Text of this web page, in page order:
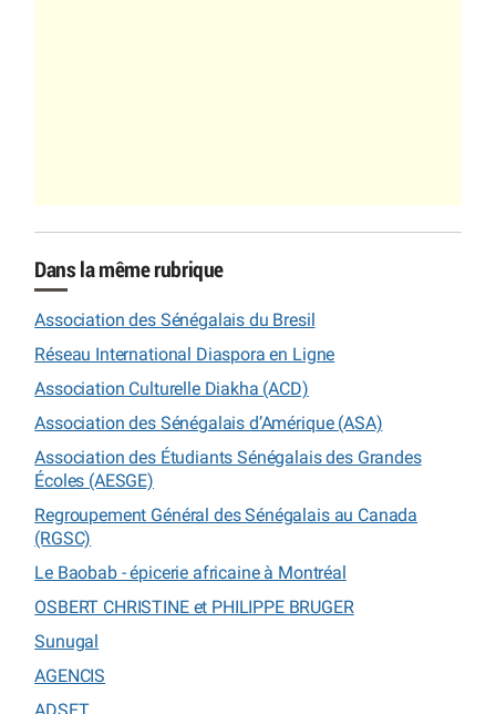
Dans la même rubrique
Association des Sénégalais du Bresil
Réseau International Diaspora en Ligne
Association Culturelle Diakha (ACD)
Association des Sénégalais d’Amérique (ASA)
Association des Étudiants Sénégalais des Grandes
Écoles (AESGE)
Regroupement Général des Sénégalais au Canada
(RGSC)
Le Baobab - épicerie africaine à Montréal
OSBERT CHRISTINE et PHILIPPE BRUGER
Sunugal
AGENCIS